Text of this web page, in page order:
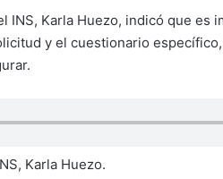
INS, Karla Huezo, indicó que es
y el cuestionario
Karla Huezo.